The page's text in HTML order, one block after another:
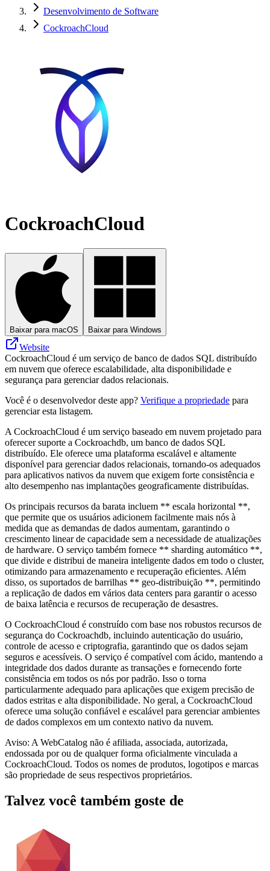
Desenvolvimento de Software
CockroachCloud
CockroachCloud
Baixar para macOS Baixar para Windows
Website
CockroachCloud é um serviço de banco de dados SQL distribuído
em nuvem que oferece escalabilidade, alta disponibilidade e
segurança para gerenciar dados relacionais.
Você é o desenvolvedor deste app? Verifique a propriedade para
gerenciar esta listagem.
A CockroachCloud é um serviço baseado em nuvem projetado para
oferecer suporte a Cockroachdb, um banco de dados SQL
distribuído. Ele oferece uma plataforma escalável e altamente
disponível para gerenciar dados relacionais, tornando-os adequados
para aplicativos nativos da nuvem que exigem forte consistência e
alto desempenho nas implantações geograficamente distribuídas.
Os principais recursos da barata incluem ** escala horizontal **,
que permite que os usuários adicionem facilmente mais nós à
medida que as demandas de dados aumentam, garantindo o
crescimento linear de capacidade sem a necessidade de atualizações
de hardware. O serviço também fornece ** sharding automático **,
que divide e distribui de maneira inteligente dados em todo o cluster,
otimizando para armazenamento e recuperação eficientes. Além
disso, os suportados de barrilhas ** geo-distribuição **, permitindo
a replicação de dados em vários data centers para garantir o acesso
de baixa latência e recursos de recuperação de desastres.
O CockroachCloud é construído com base nos robustos recursos de
segurança do Cockroachdb, incluindo autenticação do usuário,
controle de acesso e criptografia, garantindo que os dados sejam
seguros e acessíveis. O serviço é compatível com ácido, mantendo a
integridade dos dados durante as transações e fornecendo forte
consistência em todos os nós por padrão. Isso o torna
particularmente adequado para aplicações que exigem precisão de
dados estritas e alta disponibilidade. No geral, a CockroachCloud
oferece uma solução confiável e escalável para gerenciar ambientes
de dados complexos em um contexto nativo da nuvem.
Aviso: A WebCatalog não é afiliada, associada, autorizada,
endossada por ou de qualquer forma oficialmente vinculada a
CockroachCloud. Todos os nomes de produtos, logotipos e marcas
são propriedade de seus respectivos proprietários.
Talvez você também goste de